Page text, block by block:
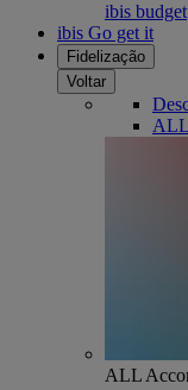
ibis budget
ibis Go get it
Fidelização
Voltar
ALL